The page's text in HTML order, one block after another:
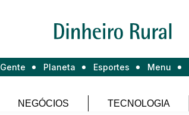
Gente Planeta Esportes Menu
NEGÓCIOS TECNOLOGIA